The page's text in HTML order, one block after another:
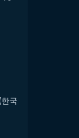
국